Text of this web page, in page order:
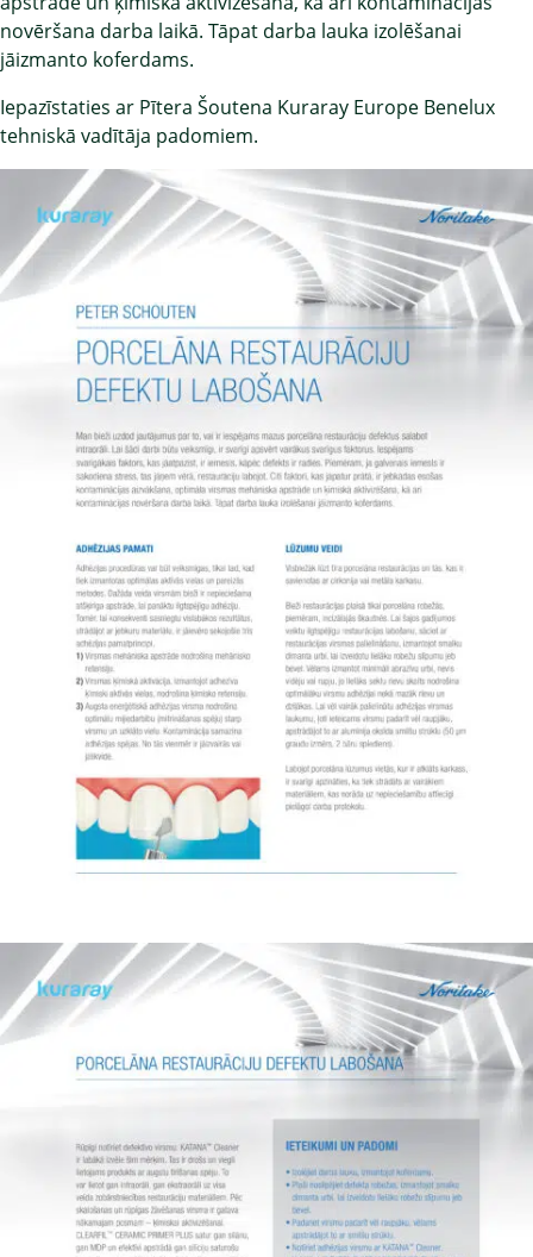
novēršana darba laikā. Tāpat darba lauka izolēšanai
jāizmanto koferdams.
Iepazīstaties ar Pītera Šoutena Kuraray Europe Benelux
tehniskā vadītāja padomiem.